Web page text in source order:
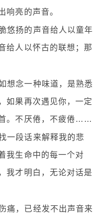
响亮的声音。
悠扬的声音给人以童年
给人以怀古的联想；那
想念一种味道，是熟悉
如果再次遇见你，一定
。不厌倦，不疲倦……
一段话来解释我的悲
我生命中的每一个对
我才明白，无论对话是
痛，已经发不出声音来